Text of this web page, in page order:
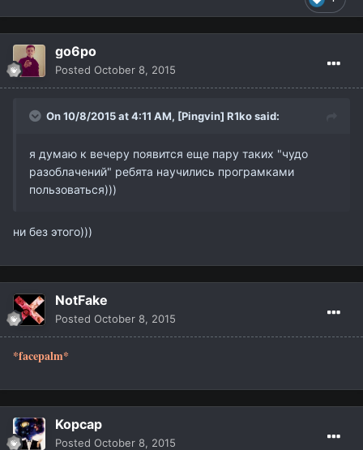
go6po
Posted October 8, 2015
On 10/8/2015 at 4:11 AM, [Pingvin] R1kosaid:
я думаю к вечеру появится еще пару таких "чудо
разоблачений" ребята научились програмками
пользоваться)))
ни без этого)))
NotFake
Posted October 8, 2015
*facepalm*
Kopcap
Posted October 8, 2015